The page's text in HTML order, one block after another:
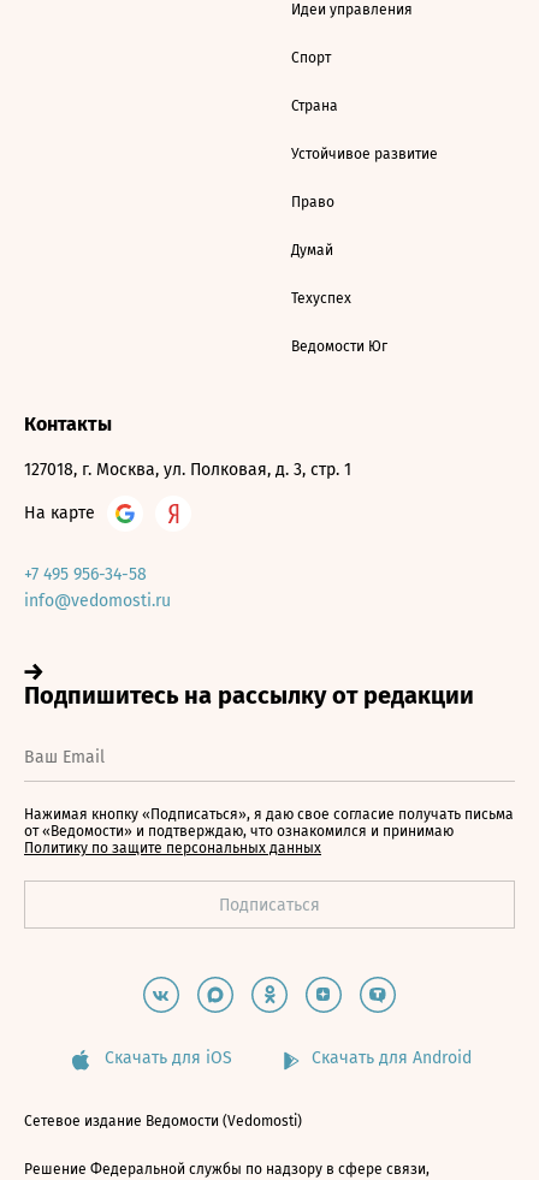
Идеи управления
Спорт
Страна
Устойчивое развитие
Право
Думай
Техуспех
Ведомости Юг
Контакты
127018, г. Москва, ул. Полковая, д. 3, стр. 1
На карте
+7 495 956-34-58
info@vedomosti.ru
Нажимая кнопку «Подписаться», я даю свое согласие получать письма
от «Ведомости» и подтверждаю, что ознакомился и принимаю
Политику по защите персональных данных
Скачать для iOS Скачать для Android
Сетевое издание Ведомости (Vedomosti)
Решение Федеральной службы по надзору в сфере связи,